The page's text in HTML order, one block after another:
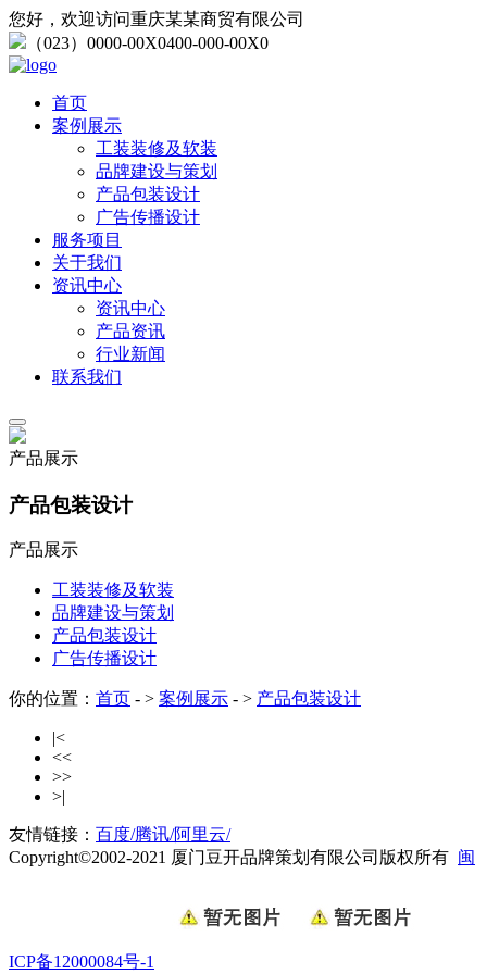
您好，欢迎访问重庆某某商贸有限公司
（023）0000-00X0400-000-00X0
首页
案例展示
工装装修及软装
品牌建设与策划
产品包装设计
广告传播设计
服务项目
关于我们
资讯中心
资讯中心
产品资讯
行业新闻
联系我们
产品展示
产品包装设计
产品展示
工装装修及软装
品牌建设与策划
产品包装设计
广告传播设计
你的位置： 首页 - > 案例展示 - > 产品包装设计
|<
<<
>>
>|
友情链接： 百度/腾讯/阿里云/
Copyright©2002-2021 厦门豆开品牌策划有限公司版权所有 闽
ICP备12000084号-1